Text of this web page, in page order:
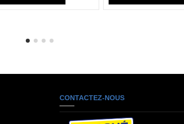
CONTACTEZ-NOUS